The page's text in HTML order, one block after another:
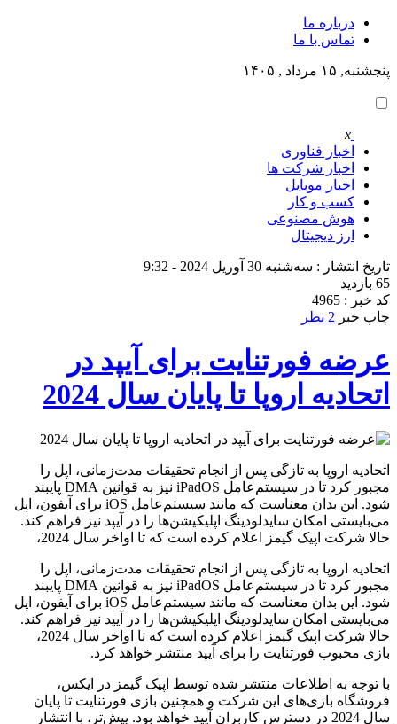
درباره ما
تماس با ما
پنجشنبه, ۱۵ مرداد , ۱۴۰۵
x
اخبار فناوری
اخبار شرکت ها
اخبار موبایل
کسب و کار
هوش مصنوعی
ارز دیجیتال
تاریخ انتشار : سه‌شنبه 30 آوریل 2024 - 9:32
65 بازدید
کد خبر : 4965
چاپ خبر 2 نظر
عرضه فورتنایت برای آیپد در
اتحادیه اروپا تا پایان سال 2024
اتحادیه اروپا به تازگی پس از انجام تحقیقات مدت‌زمانی، اپل را
مجبور کرد تا در سیستم‌عامل iPadOS نیز به قوانین DMA پایبند
شود. این بدان معناست که مانند سیستم‌عامل iOS برای آیفون، اپل
می‌بایستی امکان سایدلودینگ اپلیکیشن‌ها را در آیپد نیز فراهم کند.
حالا شرکت اپیک گیمز اعلام کرده است که تا اواخر سال 2024،
اتحادیه اروپا به تازگی پس از انجام تحقیقات مدت‌زمانی، اپل را
مجبور کرد تا در سیستم‌عامل iPadOS نیز به قوانین DMA پایبند
شود. این بدان معناست که مانند سیستم‌عامل iOS برای آیفون، اپل
می‌بایستی امکان سایدلودینگ اپلیکیشن‌ها را در آیپد نیز فراهم کند.
حالا شرکت اپیک گیمز اعلام کرده است که تا اواخر سال 2024،
بازی محبوب فورتنایت را برای آیپد منتشر خواهد کرد.
با توجه به اطلاعات منتشر شده توسط اپیک گیمز در ایکس،
فروشگاه بازی‌های این شرکت و همچنین بازی فورتنایت تا پایان
سال 2024 در دسترس کاربران آیپد خواهد بود. پیش‌تر، با انتشار